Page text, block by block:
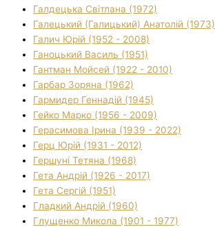
Галдецька Світлана (1972)
Галецький (Галицький) Анатолій (1973)
Галич Юрій (1952 - 2008)
Ганоцький Василь (1951)
Гантман Мойсей (1922 - 2010)
Гарбар Зоряна (1962)
Гармидер Геннадій (1945)
Гейко Марко (1956 - 2009)
Герасимова Ірина (1939 - 2022)
Герц Юрій (1931 - 2012)
Гершуні Тетяна (1968)
Гета Андрій (1926 - 2017)
Гета Сергій (1951)
Гладкий Андрій (1960)
Глущенко Микола (1901 - 1977)